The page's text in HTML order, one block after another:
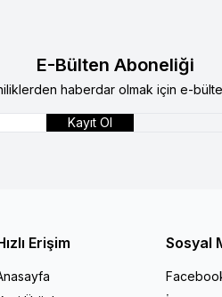
E-Bülten Aboneliği
haberdar olmak için e-
Kayıt Ol
Erişim Sosyal